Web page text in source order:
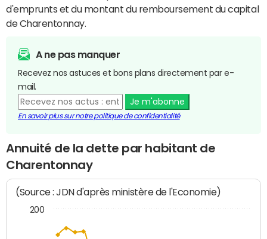
d'emprunts et du montant du remboursement du capital
de Charentonnay.
A ne pas manquer
Recevez nos astuces et bons plans directement par e-
mail.
Je m'abonne
En savoir plus sur notre politique de confidentialité
Annuité de la dette par habitant de
Charentonnay
(Source : JDN d'après ministère de l'Economie)
200